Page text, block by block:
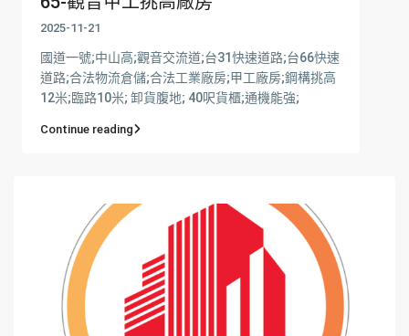
2025-11-21
國道一號;中山高;觀音交流道;台31快速道路;台66快速
道路;合法物流倉儲;合法工業廠房;甲工廠房;鋼構挑高
12米;臨路10米; 卸貨腹地; 40呎貨櫃;通機能強;
Continue reading